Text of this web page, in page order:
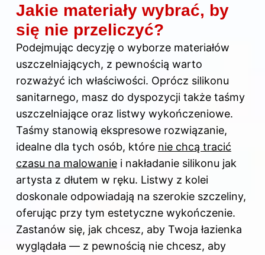
Jakie materiały wybrać, by
się nie przeliczyć?
Podejmując decyzję o wyborze materiałów
uszczelniających, z pewnością warto
rozważyć ich właściwości. Oprócz silikonu
sanitarnego, masz do dyspozycji także taśmy
uszczelniające oraz listwy wykończeniowe.
Taśmy stanowią ekspresowe rozwiązanie,
idealne dla tych osób, które nie chcą tracić
czasu na malowanie i nakładanie silikonu jak
artysta z dłutem w ręku. Listwy z kolei
doskonale odpowiadają na szerokie szczeliny,
oferując przy tym estetyczne wykończenie.
Zastanów się, jak chcesz, aby Twoja łazienka
wyglądała — z pewnością nie chcesz, aby